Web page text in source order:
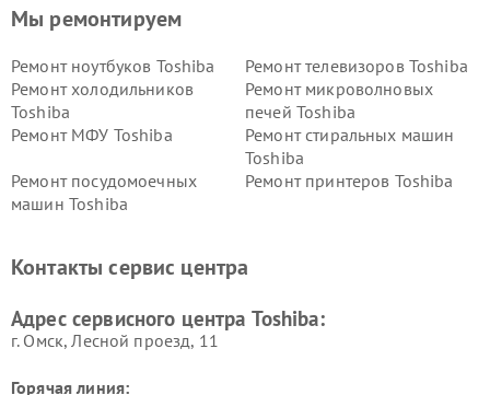
Мы ремонтируем
Ремонт ноутбуков Toshiba
Ремонт телевизоров Toshiba
Ремонт холодильников
Toshiba
Ремонт микроволновых
печей Toshiba
Ремонт МФУ Toshiba
Ремонт стиральных машин
Toshiba
Ремонт посудомоечных
машин Toshiba
Ремонт принтеров Toshiba
Контакты сервис центра
Адрес сервисного центра Toshiba:
г. Омск, ​Лесной проезд, 11
Горячая линия: